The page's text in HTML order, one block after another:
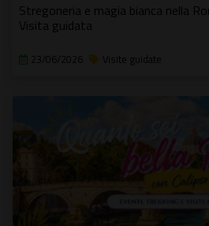
Stregoneria e magia bianca nella
Visita guidata
23/06/2026 Visite guidate